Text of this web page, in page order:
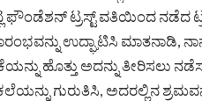
ಫೌಂಡೆಶನ್ ಟ್ರಸ್ಟ್ ವತಿಯಿಂದ ನಡೆದ
ಉದ್ಘಾಟಿಸಿ ಮಾತನಾಡಿ,
ಹೊತ್ತು ಅದನ್ನು ತೀರಿಸಲು
ಗುರುತಿಸಿ, ಅದರಲ್ಲಿನ